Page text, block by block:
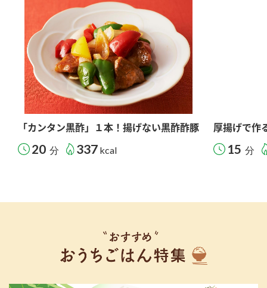
「カンタン黒酢」１本！揚げない黒酢酢豚
20 分 337 kcal
厚揚げで作
15 分